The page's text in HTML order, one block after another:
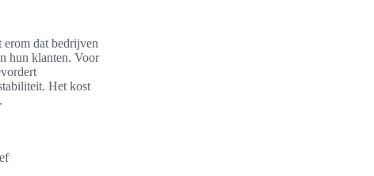
erom dat bedrijven
hun klanten. Voor
Het kost